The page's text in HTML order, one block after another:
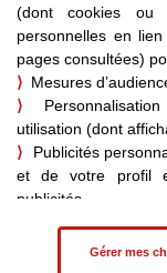
Déjà client ?
Vous pouvez vous
personnalisées.
Je me connecte
(dont cookies ou
personnelles en
pages consultées)
⟩ Mesures
⟩
utilisation (dont
⟩
Publicités
et de votre profil
publicités
suite à une visite sur
Gérer mes